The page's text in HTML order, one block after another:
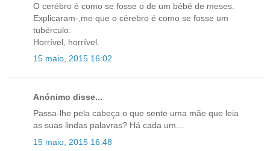
O cerébro é como se fosse o de um bébé de meses.
Explicaram-,me que o cérebro é como se fosse um
tubérculo.
Horrível, horrível.
15 maio, 2015 16:02
Anónimo disse...
Passa-lhe pela cabeça o que sente uma mãe que leia
as suas lindas palavras? Há cada um...
15 maio, 2015 16:48